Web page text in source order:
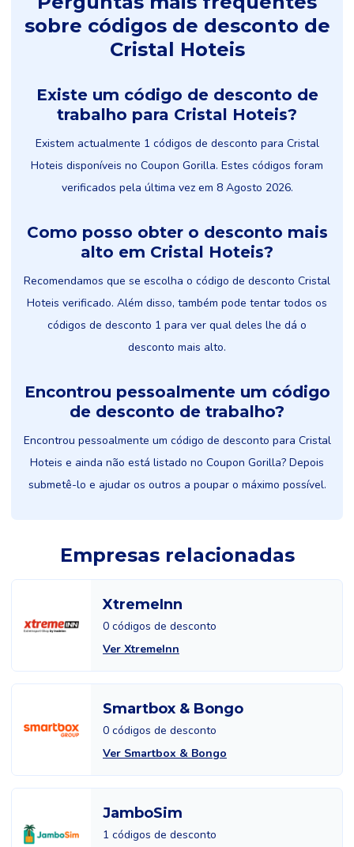
sobre códigos de desconto de
Cristal Hoteis
Existe um código de desconto de
trabalho para Cristal Hoteis?
Existem actualmente 1 códigos de desconto para Cristal
Hoteis disponíveis no Coupon Gorilla. Estes códigos foram
verificados pela última vez em 8 Agosto 2026.
Como posso obter o desconto mais
alto em Cristal Hoteis?
Recomendamos que se escolha o código de desconto Cristal
Hoteis verificado. Além disso, também pode tentar todos os
códigos de desconto 1 para ver qual deles lhe dá o
desconto mais alto.
Encontrou pessoalmente um código
de desconto de trabalho?
Encontrou pessoalmente um código de desconto para Cristal
Hoteis e ainda não está listado no Coupon Gorilla? Depois
submetê-lo e ajudar os outros a poupar o máximo possível.
Empresas relacionadas
XtremeInn
0 códigos de desconto
Ver XtremeInn
Smartbox & Bongo
0 códigos de desconto
Ver Smartbox & Bongo
JamboSim
1 códigos de desconto